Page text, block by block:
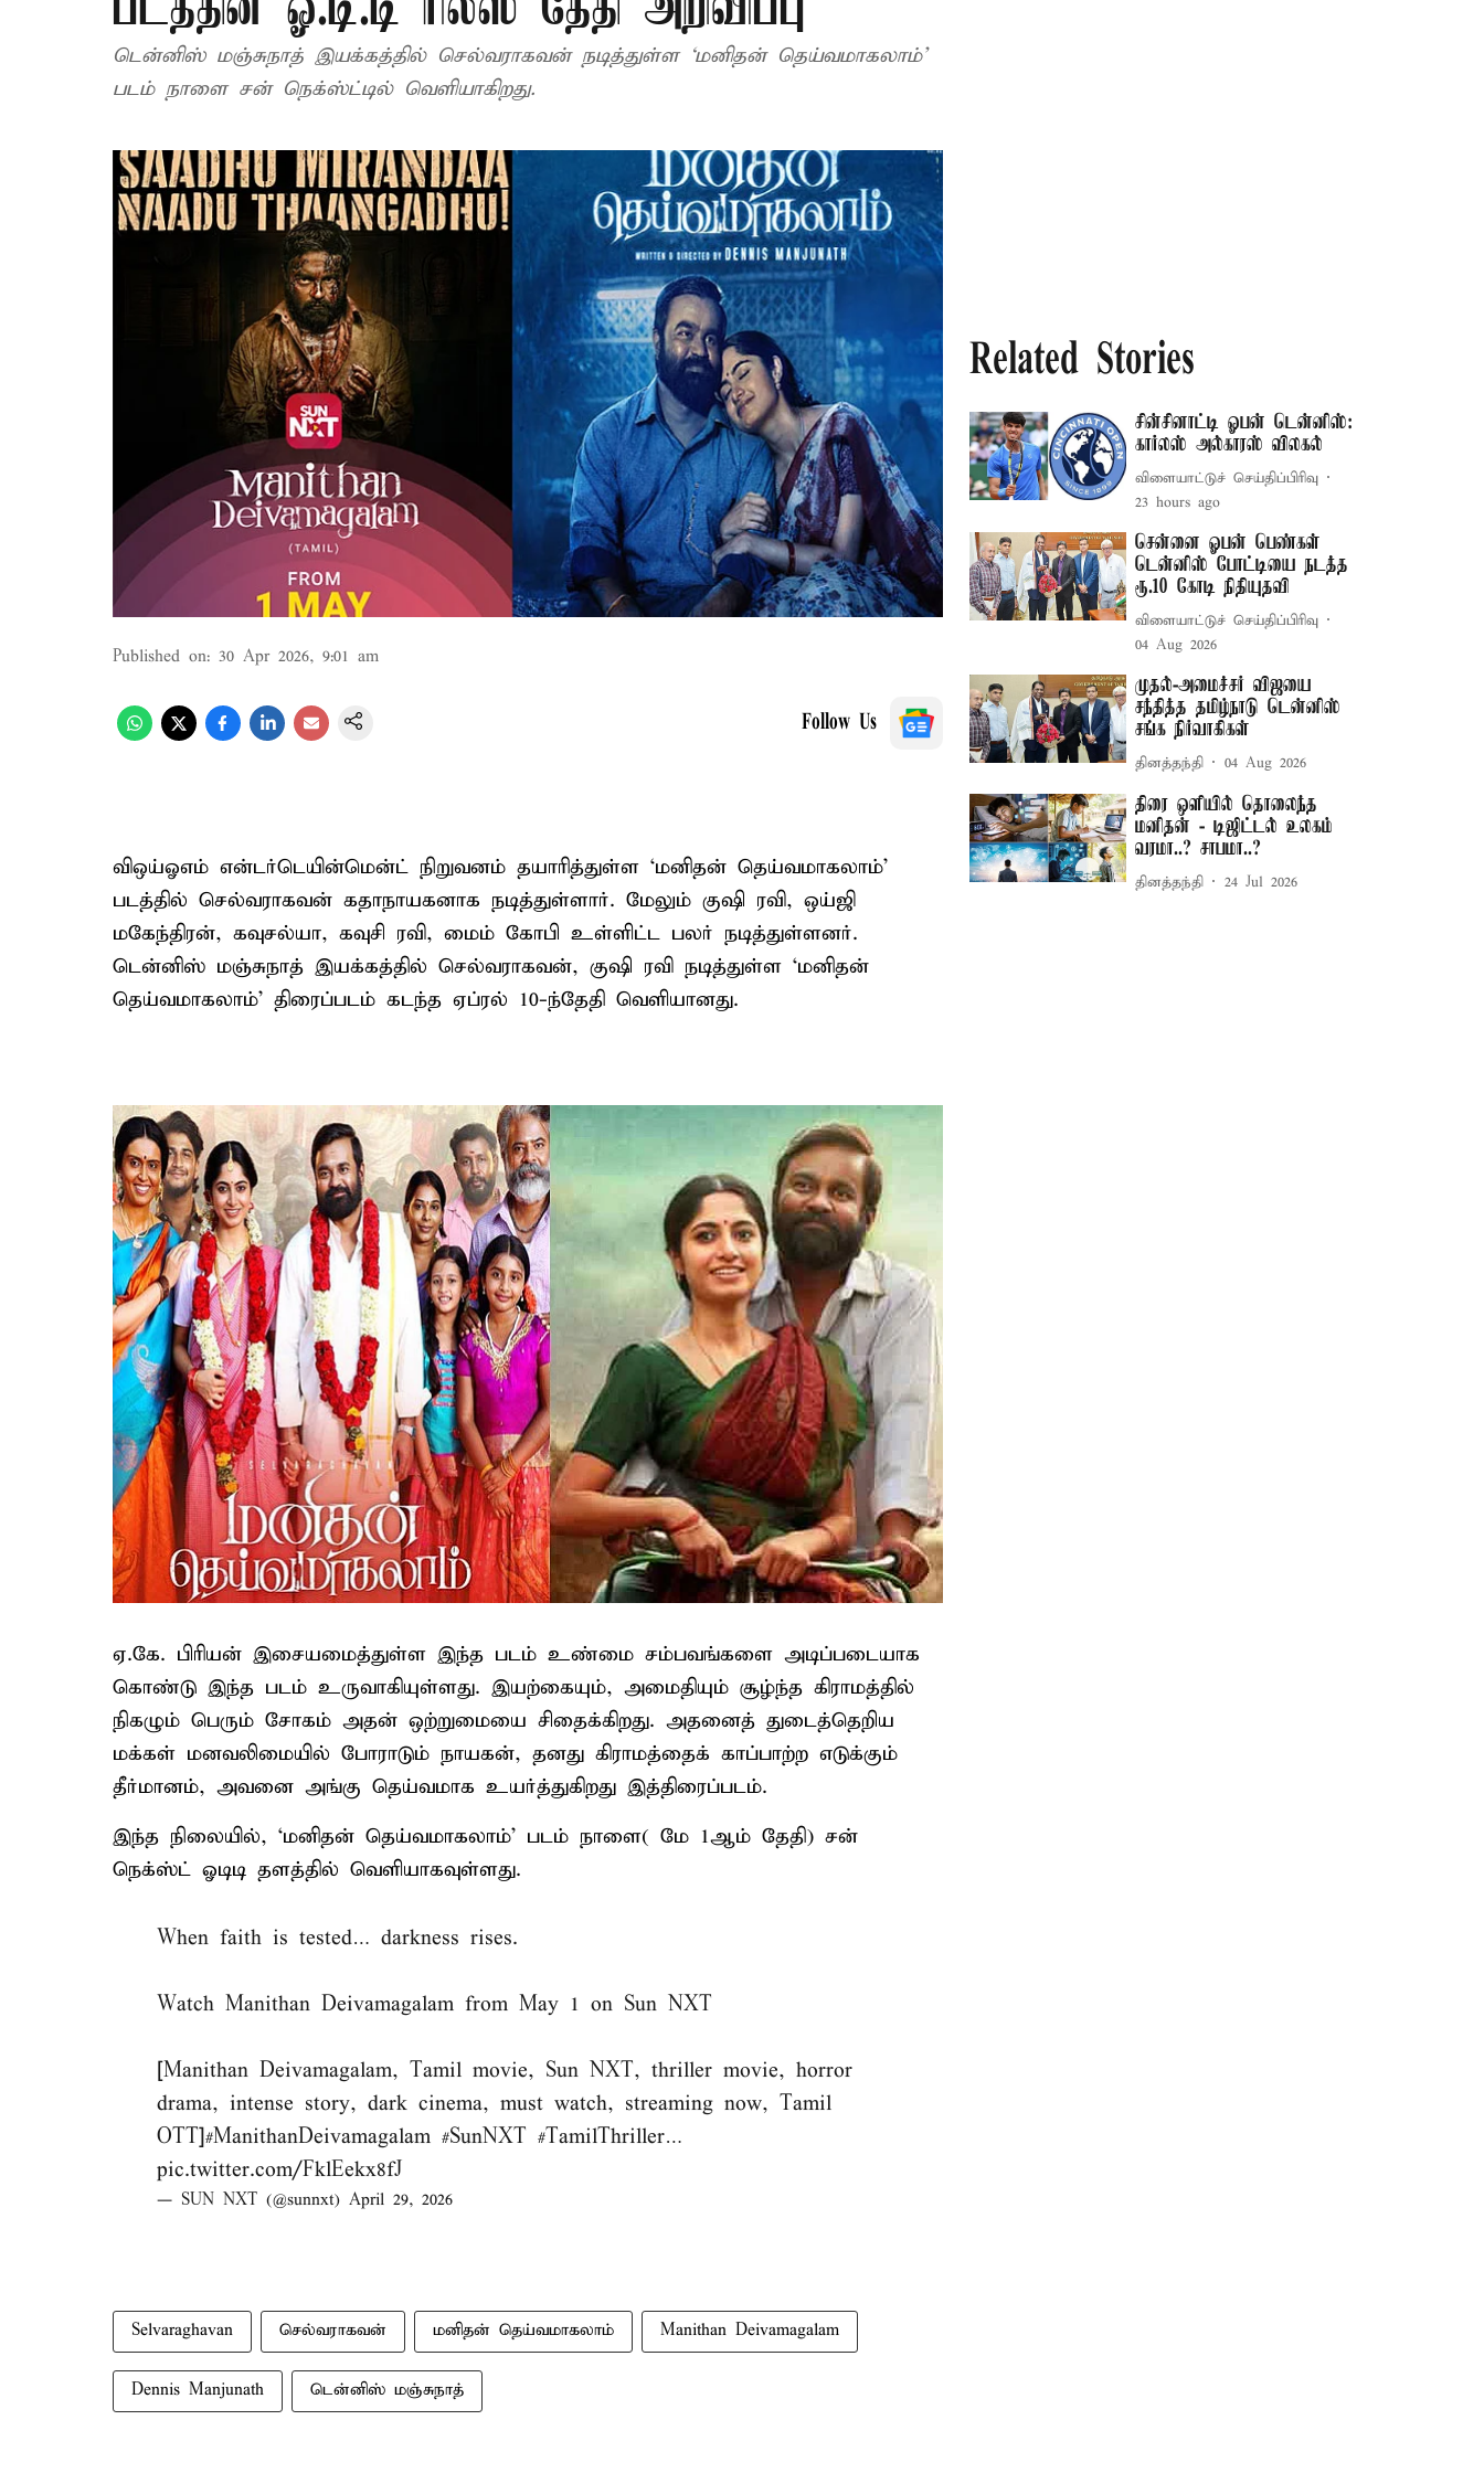
டென்னிஸ் மஞ்சுநாத் இயக்கத்தில் செல்வராகவன் நடித்துள்ள ‘மனிதன் தெய்வமாகலாம்’
படம் நாளை சன் நெக்ஸ்ட்டில் வெளியாகிறது.
Published on: 30 Apr 2026, 9:01 am
Follow Us
விஒய்ஓஎம் என்டர்டெயின்மென்ட் நிறுவனம் தயாரித்துள்ள ‘மனிதன் தெய்வமாகலாம்’
படத்தில் செல்வராகவன் கதாநாயகனாக நடித்துள்ளார். மேலும் குஷி ரவி, ஒய்ஜி
மகேந்திரன், கவுசல்யா, கவுசி ரவி, மைம் கோபி உள்ளிட்ட பலர் நடித்துள்ளனர்.
டென்னிஸ் மஞ்சுநாத் இயக்கத்தில் செல்வராகவன், குஷி ரவி நடித்துள்ள ‘மனிதன்
தெய்வமாகலாம்’ திரைப்படம் கடந்த ஏப்ரல் 10-ந்தேதி வெளியானது.
ஏ.கே. பிரியன் இசையமைத்துள்ள இந்த படம் உண்மை சம்பவங்களை அடிப்படையாக
கொண்டு இந்த படம் உருவாகியுள்ளது. இயற்கையும், அமைதியும் சூழ்ந்த கிராமத்தில்
நிகழும் பெரும் சோகம் அதன் ஒற்றுமையை சிதைக்கிறது. அதனைத் துடைத்தெறிய
மக்கள் மனவலிமையில் போராடும் நாயகன், தனது கிராமத்தைக் காப்பாற்ற எடுக்கும்
தீர்மானம், அவனை அங்கு தெய்வமாக உயர்த்துகிறது இத்திரைப்படம்.
இந்த நிலையில், ‘மனிதன் தெய்வமாகலாம்’ படம் நாளை( மே 1ஆம் தேதி) சன்
நெக்ஸ்ட் ஓடிடி தளத்தில் வெளியாகவுள்ளது.
When faith is tested… darkness rises.
Watch Manithan Deivamagalam from May 1 on Sun NXT
[Manithan Deivamagalam, Tamil movie, Sun NXT, thriller movie, horror
drama, intense story, dark cinema, must watch, streaming now, Tamil
OTT]#ManithanDeivamagalam #SunNXT #TamilThriller…
pic.twitter.com/FklEekx8fJ
— SUN NXT (@sunnxt) April 29, 2026
Selvaraghavan செல்வராகவன் மனிதன் தெய்வமாகலாம் Manithan Deivamagalam
Dennis Manjunath டென்னிஸ் மஞ்சுநாத்
Related Stories
சின்சினாட்டி ஓபன் டென்னிஸ்:
கார்லஸ் அல்காரஸ் விலகல்
விளையாட்டுச் செய்திப்பிரிவு
23 hours ago
சென்னை ஓபன் பெண்கள்
டென்னிஸ் போட்டியை நடத்த
ரூ.10 கோடி நிதியுதவி
விளையாட்டுச் செய்திப்பிரிவு
04 Aug 2026
முதல்-அமைச்சர் விஜயை
சந்தித்த தமிழ்நாடு டென்னிஸ்
சங்க நிர்வாகிகள்
தினத்தந்தி 04 Aug 2026
திரை ஒளியில் தொலைந்த
மனிதன் - டிஜிட்டல் உலகம்
வரமா..? சாபமா..?
தினத்தந்தி 24 Jul 2026